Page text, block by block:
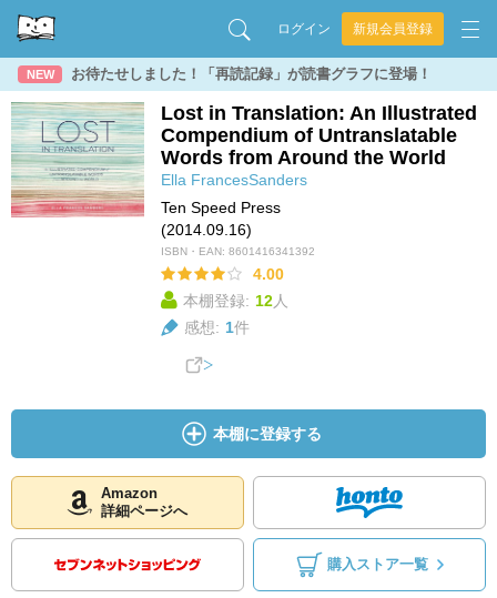
ログイン 新規会員登録
NEW お待たせしました！「再読記録」が読書グラフに登場！
Lost in Translation: An Illustrated
Compendium of Untranslatable
Words from Around the World
Ella FrancesSanders
Ten Speed Press
(2014.09.16)
ISBN・EAN: 8601416341392
4.00
本棚登録: 12人
感想: 1件
本棚に登録する
Amazon
詳細ページへ
購入ストア一覧